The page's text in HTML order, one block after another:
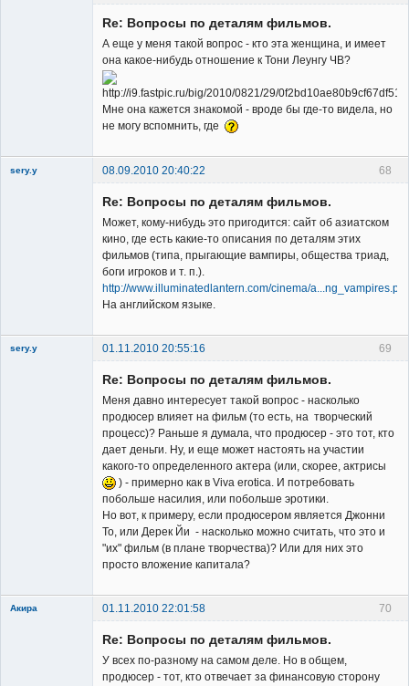
Re: Вопросы по деталям фильмов.
А еще у меня такой вопрос - кто эта женщина, и имеет
она какое-нибудь отношение к Тони Леунгу ЧВ?
Мне она кажется знакомой - вроде бы где-то видела, но
не могу вспомнить, где
68
sery.y 08.09.2010 20:40:22
Re: Вопросы по деталям фильмов.
Может, кому-нибудь это пригодится: сайт об азиатском
кино, где есть какие-то описания по деталям этих
фильмов (типа, прыгающие вампиры, общества триад,
боги игроков и т. п.).
http://www.illuminatedlantern.com/cinema/
На английском языке.
69
sery.y 01.11.2010 20:55:16
Re: Вопросы по деталям фильмов.
Меня давно интересует такой вопрос - насколько
продюсер влияет на фильм (то есть, на творческий
процесс)? Раньше я думала, что продюсер - это тот, кто
дает деньги. Ну, и еще может настоять на участии
какого-то определенного актера (или, скорее, актрисы
) - примерно как в Viva erotica. И потребовать
побольше насилия, или побольше эротики.
Но вот, к примеру, если продюсером является Джонни
То, или Дерек Йи - насколько можно считать, что это и
"их" фильм (в плане творчества)? Или для них это
просто вложение капитала?
70
Акира 01.11.2010 22:01:58
Re: Вопросы по деталям фильмов.
У всех по-разному на самом деле. Но в общем,
продюсер - тот, кто отвечает за финансовую сторону